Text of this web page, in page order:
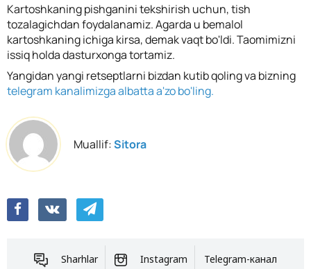
Kartoshkaning pishganini tekshirish uchun, tish
tozalagichdan foydalanamiz. Agarda u bemalol
kartoshkaning ichiga kirsa, demak vaqt bo'ldi. Taomimizni
issiq holda dasturxonga tortamiz.
Yangidan yangi retseptlarni bizdan kutib qoling va bizning
telegram kanalimizga albatta a'zo bo'ling.
Muallif:Sitora
Sharhlar Instagram Telegram-канал